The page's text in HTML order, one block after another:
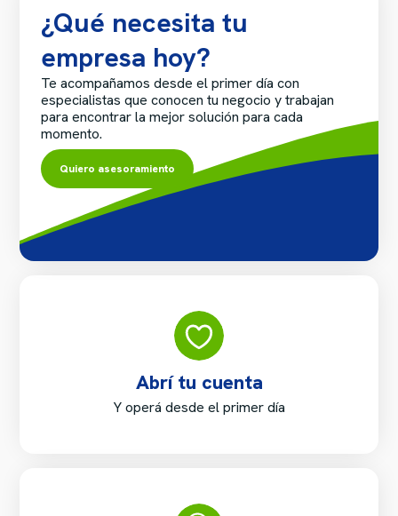
¿Qué necesita tu
empresa hoy?
Te acompañamos desde el primer día con
especialistas que conocen tu negocio y trabajan
para encontrar la mejor solución para cada
momento.
Quiero asesoramiento
Abrí tu cuenta
Y operá desde el primer día